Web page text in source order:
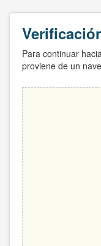
Para continuar
proviene de un